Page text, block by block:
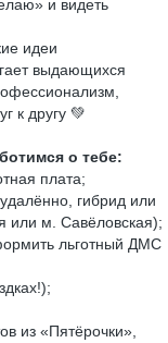
и видеть
идеи
выдающихся
к другу 💚
о тебе:
плата;
гибрид или
или м. Савёловская);
льготный ДМС
из «Пятёрочки»,